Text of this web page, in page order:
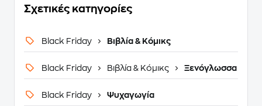
Σχετικές κατηγορίες
Black Friday Βιβλία & Κόμικς
Black Friday Βιβλία & Κόμικς Ξενόγλωσσα
Black Friday Ψυχαγωγία